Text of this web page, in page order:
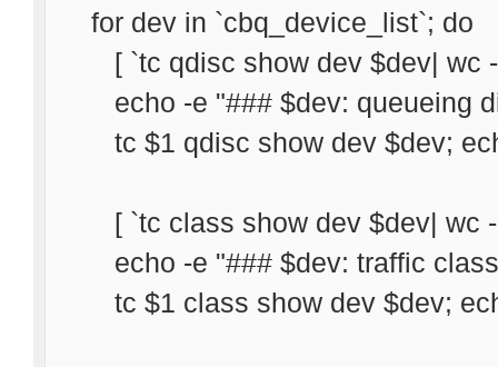
for dev in `cbq_device_list`; do
[ `tc qdisc show dev $dev| wc -
echo -e "### $dev: queueing
tc $1 qdisc show dev $dev;
[ `tc class show dev $dev| wc -
echo -e "### $dev: traffic
tc $1 class show dev $dev;